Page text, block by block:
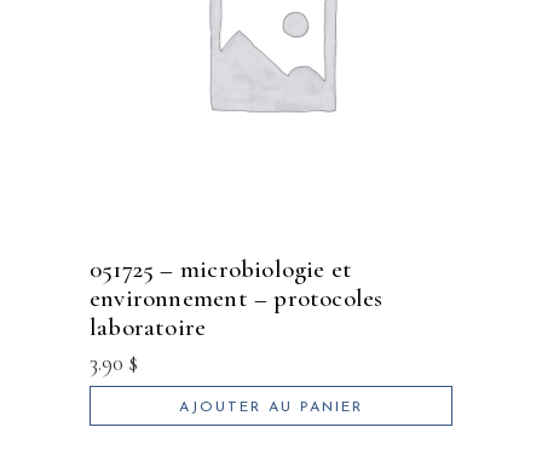
051725 – microbiologie et
environnement – protocoles
laboratoire
3.90 $
AJOUTER AU PANIER